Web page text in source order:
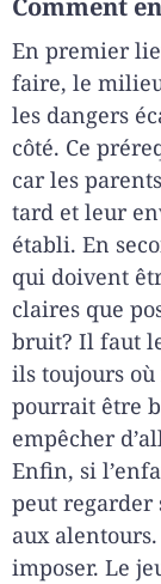
Comment
En premier
faire, le
les dangers
côté. Ce
car les
tard et leur
établi. En
qui doivent
claires que
bruit? Il faut
ils toujours
pourrait être
empêcher
Enfin, si
peut regarder
aux
imposer. Le